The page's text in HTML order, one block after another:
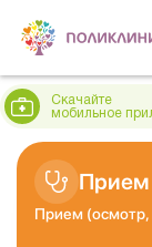
Скачайте
мобильное
Прием
Прием (осмотр,